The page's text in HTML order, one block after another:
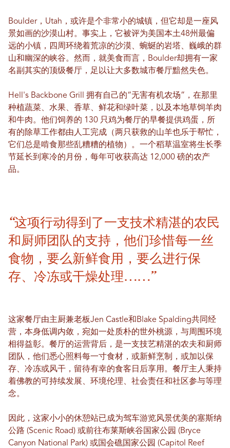
Boulder，Utah，或许是个非常小的城镇，但它却是一座风
景如画的沙漠山村。事实上，它被评为美国本土48州最偏
远的小镇，四周环绕着荒凉的沙漠、蜿蜒的岩塔、巍峨的群
山和幽深的峡谷。然而，就美食而言，Boulder却拥有一家
名副其实的顶级餐厅，足以让大多数城市餐厅黯然失色。
Hell's Backbone Grill 拥有自己的“无害有机农场”，在那里
种植蔬菜、水果、香草、鲜花和绿叶菜，以及本地草饲羊肉
和牛肉。他们饲养的 130 只鸡为餐厅的早餐提供鸡蛋，所
有的除草工作都由人工完成（两只获救的山羊也乐于帮忙，
它们总是啃食那些乱糟糟的植物）。一个稻草温室将生长季
节延长到寒冷的月份，每年可收获高达 12,000 磅的农产
品。
“这项行动得到了一支技术精湛的农民
和厨师团队的支持，他们珍惜每一丝
食物，要么新鲜食用，要么进行保
存、冷冻或干燥处理……”
这家餐厅由主厨兼老板Jen Castle和Blake Spalding共同经
营，本身低调内敛，宛如一处质朴的世外桃源，与周围环境
相得益彰。餐厅的运营背后，是一支技艺精湛的农夫和厨师
团队，他们悉心照料每一寸食材，或新鲜烹制，或加以保
存、冷冻或风干，留待有幸的食客日后享用。餐厅主人秉持
着佛教的可持续发展、环境伦理、社会责任和社区参与等理
念。
因此，这家小小的休憩站已成为驾车游览风景优美的塞斯纳
公路 (Scenic Road) 或前往布莱斯峡谷国家公园 (Bryce
Canyon National Park) 或国会礁国家公园 (Capitol Reef